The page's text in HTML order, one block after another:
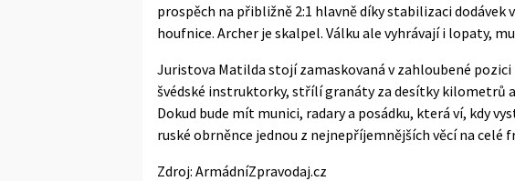
prospěch na přibližně 2:1 hlavně díky stabilizaci dodávek
houfnice. Archer je skalpel. Válku ale vyhrávají i lopaty,
Juristova Matilda stojí zamaskovaná v zahloubené
švédské instruktorky, střílí granáty za desítky kilometrů
Dokud bude mít munici, radary a posádku, která ví, kdy
ruské obrněnce jednou z nejnepříjemnějších věcí na celé
Zdroj: ArmádníZpravodaj.cz